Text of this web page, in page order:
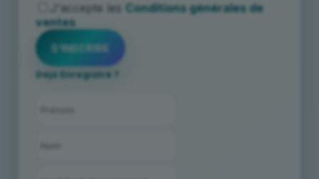
J'accepte les Conditions générales de
ventes
Déjà Enregistré ?